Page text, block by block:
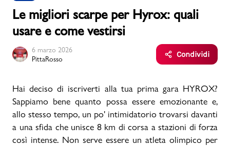
Marchi PMagazine
Accedi | Registrati
Carrello
Le migliori scarpe per Hyrox: quali
usare e come vestirsi
6 marzo 2026
PittaRosso
Condividi
Hai deciso di iscriverti alla tua prima gara HYROX?
Sappiamo bene quanto possa essere emozionante e,
allo stesso tempo, un po' intimidatorio trovarsi davanti
a una sfida che unisce 8 km di corsa a stazioni di forza
così intense. Non serve essere un atleta olimpico per